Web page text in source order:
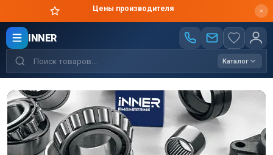
Цены производителя
INNER
Каталог